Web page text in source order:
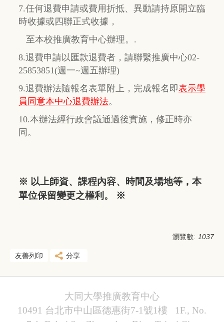
7.任何退費申請或費用折抵、異動請持原開立臨
時收據或四聯正式收據，
至本校推廣教育中心辦理。.
8.退費申請以匯款退費者，請聯繫推廣中心02-
25853851(週一~週五辦理)
9.退費辦法隨報名表單附上，完成報名即表示學
員同意本中心退費辦法。
10.本辦法經行政會議通過後實施，修正時亦
同。
※ 以上師資、課程內容、時間及場地等，本
單位保留變更之權利。 ※
瀏覽數: 1037
友善列印 分享
大同大學推廣教育中心
10491 台北市中山區德惠街7-1號1樓 1F., No.